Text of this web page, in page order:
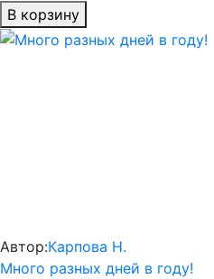
В корзину
Автор:Карпова Н.
Много разных дней в году!